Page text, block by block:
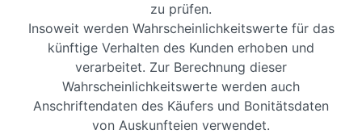
zu prüfen.
Insoweit werden Wahrscheinlichkeitswerte für das
künftige Verhalten des Kunden erhoben und
verarbeitet. Zur Berechnung dieser
Wahrscheinlichkeitswerte werden auch
Anschriftendaten des Käufers und Bonitätsdaten
von Auskunfteien verwendet.